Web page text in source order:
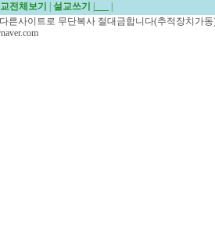
전체보기 설교쓰기
른사이트로 무단복사 절대금합니다(추적장치가